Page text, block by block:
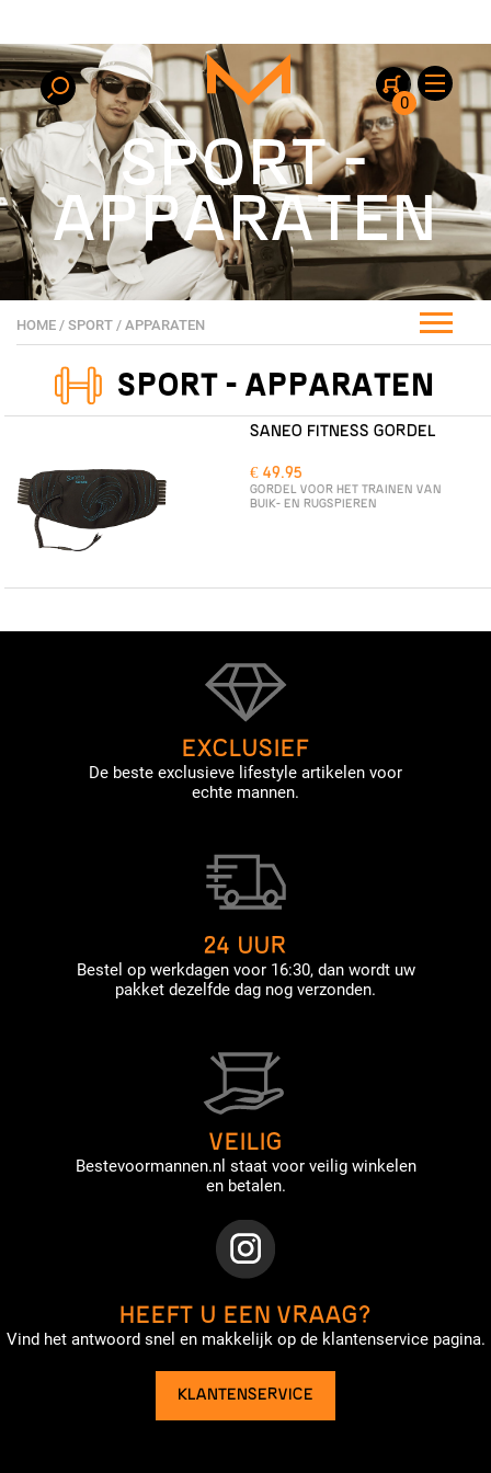
0
SPORT -
APPARATEN
HOME / SPORT / APPARATEN
SPORT - APPARATEN
SANEO FITNESS GORDEL
€ 49.95
GORDEL VOOR HET TRAINEN VAN
BUIK- EN RUGSPIEREN
EXCLUSIEF
De beste exclusieve lifestyle artikelen voor
echte mannen.
24 UUR
Bestel op werkdagen voor 16:30, dan wordt uw
pakket dezelfde dag nog verzonden.
VEILIG
Bestevoormannen.nl staat voor veilig winkelen
en betalen.
HEEFT U EEN VRAAG?
Vind het antwoord snel en makkelijk op de klantenservice pagina.
KLANTENSERVICE